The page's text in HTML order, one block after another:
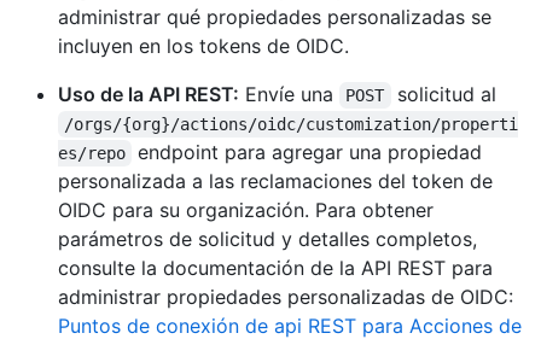
administrar qué propiedades personalizadas se
incluyen en los tokens de OIDC.
Uso de la API REST: Envíe una POST solicitud al
/orgs/{org}/actions/oidc/customization/properti
es/repo
endpoint para agregar una propiedad
personalizada a las reclamaciones del token de
OIDC para su organización. Para obtener
parámetros de solicitud y detalles completos,
consulte la documentación de la API REST para
administrar propiedades personalizadas de OIDC:
Puntos de conexión de api REST para Acciones de